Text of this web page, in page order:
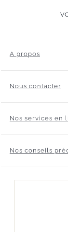
A propos
Nous contacter
Nos services en
Nos conseils